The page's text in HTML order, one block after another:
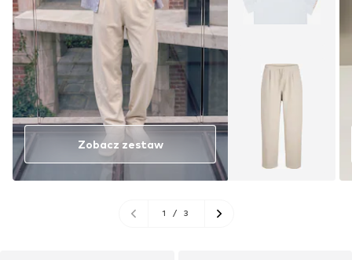
Zobacz zestaw
1 / 3